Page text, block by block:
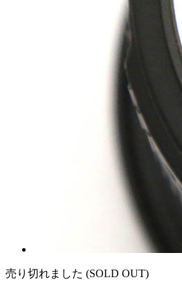
売り切れました (SOLD OUT)